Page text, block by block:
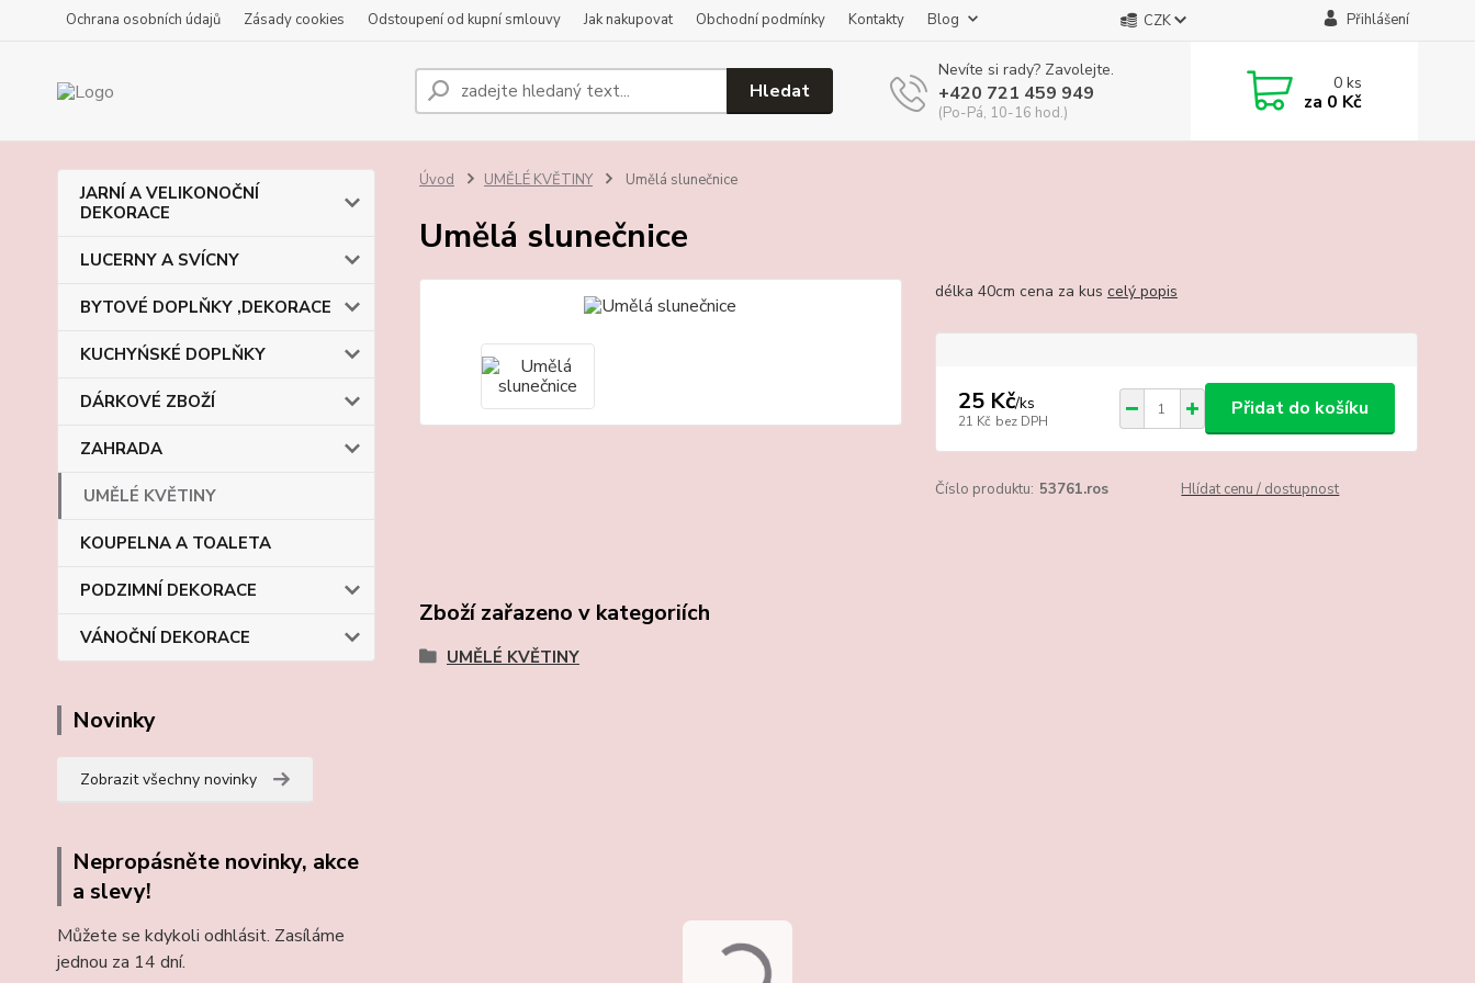
Ochrana osobních údajů Zásady cookies Odstoupení od kupní smlouvy Jak nakupovat Obchodní podmínky Kontakty Blog CZK Přihlášení
Hledat
Nevíte si rady? Zavolejte.
+420 721 459 949
(Po-Pá, 10-16 hod.)
0ks
za 0 Kč
JARNÍ A VELIKONOČNÍ
DEKORACE
LUCERNY A SVÍCNY
BYTOVÉ DOPLŇKY ,DEKORACE
KUCHYŃSKÉ DOPLŇKY
DÁRKOVÉ ZBOŽÍ
ZAHRADA
UMĚLÉ KVĚTINY
KOUPELNA A TOALETA
PODZIMNÍ DEKORACE
VÁNOČNÍ DEKORACE
Novinky
Zobrazit všechny novinky
Nepropásněte novinky, akce
a slevy!
Můžete se kdykoli odhlásit. Zasíláme
jednou za 14 dní.
Úvod UMĚLÉ KVĚTINY Umělá slunečnice
Umělá slunečnice
délka 40cm cena za kus celý popis
25 Kč/ks
21 Kč bez DPH
Přidat do košíku
Číslo produktu: 53761.ros Hlídat cenu / dostupnost
Zboží zařazeno v kategoriích
UMĚLÉ KVĚTINY